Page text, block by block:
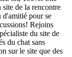
de la rencontre
d'amitié pour se
Rejoins
du site de
du chat sans
sur le site que des